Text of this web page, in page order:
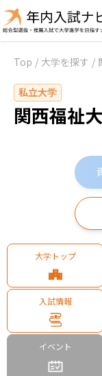
Top / 大学を探す /
私立大学
関西福祉
大学トップ
入試情報
イベント